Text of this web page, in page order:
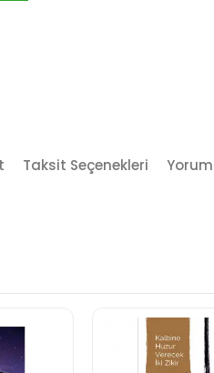
Taksit Seçenekleri